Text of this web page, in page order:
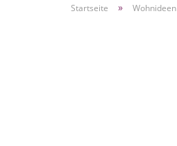
Startseite » Wohnideen